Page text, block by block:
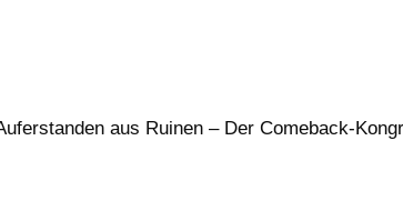
aus Ruinen – Der Comeback-